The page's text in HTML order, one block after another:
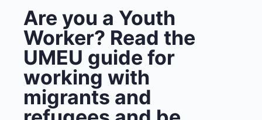
Are you a Youth
Worker? Read the
UMEU guide for
working with
migrants and